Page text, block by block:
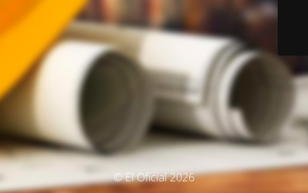
© El Oficial 2026